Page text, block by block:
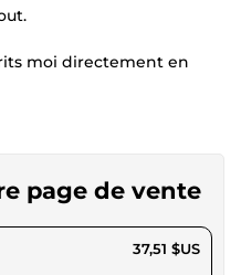
moi directement en
page de vente
$US 37,51 $US